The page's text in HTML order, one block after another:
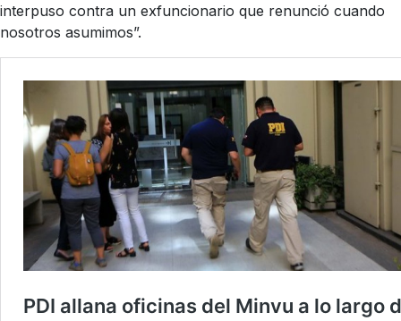
interpuso contra un exfuncionario que renunció cuando
nosotros asumimos”.